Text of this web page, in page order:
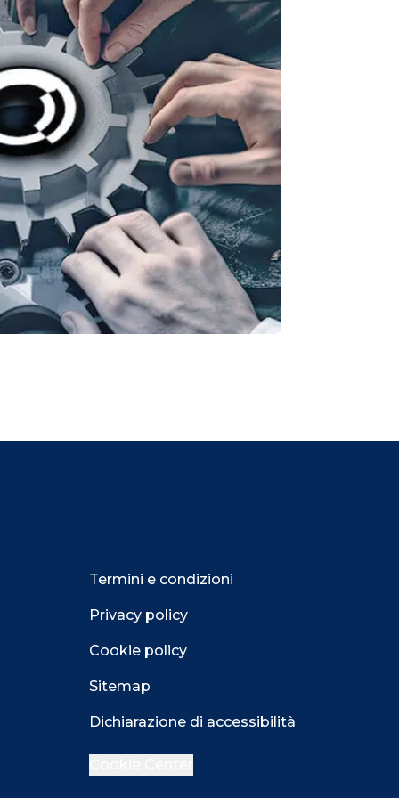
Termini e condizioni
Privacy policy
Cookie policy
Sitemap
Dichiarazione di accessibilità